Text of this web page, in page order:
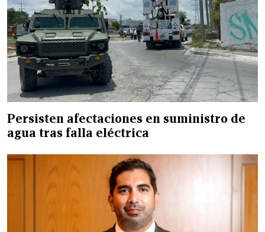
Persisten afectaciones en suministro de
agua tras falla eléctrica